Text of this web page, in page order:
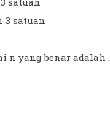
3 satuan
n yang benar adalah ....